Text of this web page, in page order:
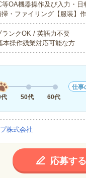
OA機器操作及び入力・
掃・ファイリング【服装】
ンクOK / 英語力不要
本操作残業対応可能な方
50代 60代
仕事
株式会社
応募する